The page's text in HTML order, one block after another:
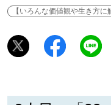
暮らす
みがく
【いろんな価値観や生き方に